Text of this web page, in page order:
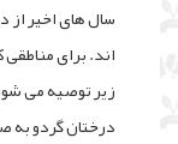
سال های اخیر از
اند. برای
زیر توصیه می